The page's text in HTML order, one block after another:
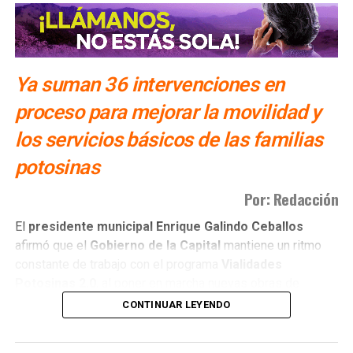
Ya suman 36 intervenciones en
proceso para mejorar la movilidad y
los servicios básicos de las familias
potosinas
Por: Redacción
El presidente municipal Enrique Galindo Ceballos
afirmó que el Gobierno de la Capital mantiene un ritmo
pavimentación e infraestructura en distintos sectores de
San Luis Capital. Actualmente se desarrollan36
intervenciones, entre ellas las callesPico de Orizaba,
CONTINUAR LEYENDO